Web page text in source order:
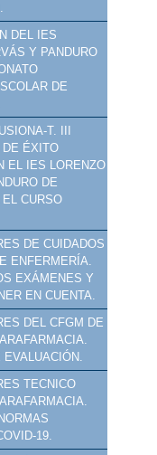
DEL IES
Y PANDURO
DE
T. III
DE ÉXITO
EL IES LORENZO
DE
EL CURSO
DE CUIDADOS
ENFERMERÍA.
EXÁMENES Y
EN CUENTA.
DEL CFGM DE
TECNICO
19.